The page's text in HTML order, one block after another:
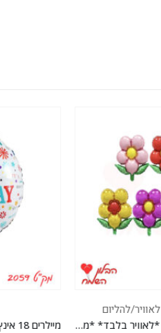
מודפסים
מיילרים 18 אינץ' מודפס *מגיע בסיטונאות חבילה של 5 יח' *